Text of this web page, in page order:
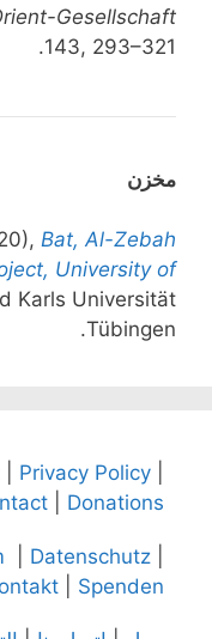
Gesellschaft
143, 293–321.
مخزن
Bat, Al-Zebah
University of
Karls Universität
Tübingen.
Privacy Policy
Donations
Datenschutz
Spenden